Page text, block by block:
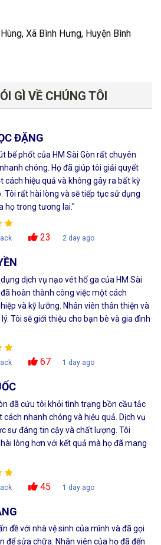
Xã Bình Hưng, Huyện Bình
GÌ VỀ CHÚNG TÔI
ĐẶNG
bể phốt của HM Sài Gòn rất chuyên
chóng. Họ đã giúp tôi giải quyết
cách hiệu quả và không gây ra bất kỳ
Tôi rất hài lòng và sẽ tiếp tục sử dụng
họ trong tương lai."
23 2 day ago
dịch vụ nạo vét hố ga của HM Sài
hoàn thành công việc một cách
và kỹ lưỡng. Nhân viên thân thiện và
Tôi sẽ giới thiệu cho bạn bè và gia đình
67 1 day ago
đã cứu tôi khỏi tình trạng bồn cầu tắc
cách nhanh chóng và hiệu quả. Dịch vụ
sự đáng tin cậy và chất lượng. Tôi
lòng hơn với kết quả mà họ đã mang
45 1 day ago
đề với nhà vệ sinh của mình và đã gọi
để sửa chữa. Nhân viên của họ đã đến